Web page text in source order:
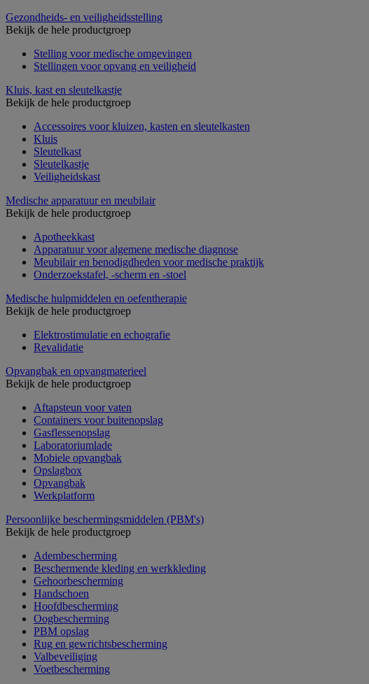
Gezondheids- en veiligheidsstelling
Bekijk de hele productgroep
Stelling voor medische omgevingen
Stellingen voor opvang en veiligheid
Kluis, kast en sleutelkastje
Bekijk de hele productgroep
Accessoires voor kluizen, kasten en sleutelkasten
Kluis
Sleutelkast
Sleutelkastje
Veiligheidskast
Medische apparatuur en meubilair
Bekijk de hele productgroep
Apotheekkast
Apparatuur voor algemene medische diagnose
Meubilair en benodigdheden voor medische praktijk
Onderzoekstafel, -scherm en -stoel
Medische hulpmiddelen en oefentherapie
Bekijk de hele productgroep
Elektrostimulatie en echografie
Revalidatie
Opvangbak en opvangmaterieel
Bekijk de hele productgroep
Aftapsteun voor vaten
Containers voor buitenopslag
Gasflessenopslag
Laboratoriumlade
Mobiele opvangbak
Opslagbox
Opvangbak
Werkplatform
Persoonlijke beschermingsmiddelen (PBM's)
Bekijk de hele productgroep
Adembescherming
Beschermende kleding en werkkleding
Gehoorbescherming
Handschoen
Hoofdbescherming
Oogbescherming
PBM opslag
Rug en gewrichtsbescherming
Valbeveiliging
Voetbescherming